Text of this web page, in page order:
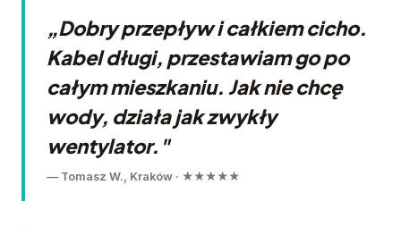
„Dobry przepływ i całkiem cicho.
Kabel długi, przestawiam go po
całym mieszkaniu. Jak nie chcę
wody, działa jak zwykły
wentylator."
— Tomasz W., Kraków · ★★★★★